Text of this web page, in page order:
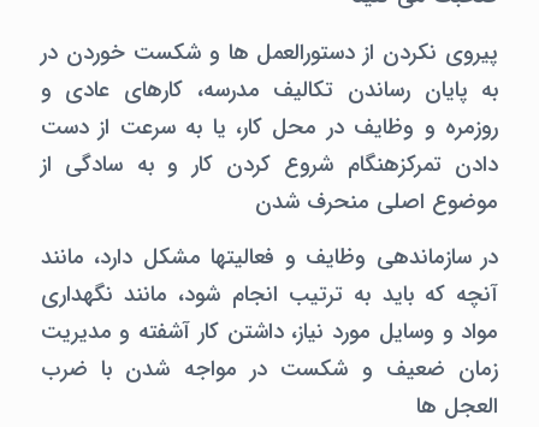
پیروی نکردن از دستورالعمل ها و شکست خوردن در
به پایان رساندن تکالیف مدرسه، کارهای عادی و
روزمره و وظایف در محل کار، یا به سرعت از دست
دادن تمرکزهنگام شروع کردن کار و به سادگی از
موضوع اصلی منحرف شدن
در سازماندهی وظایف و فعالیتها مشکل دارد، مانند
آنچه که باید به ترتیب انجام شود، مانند نگهداری
مواد و وسایل مورد نیاز، داشتن کار آشفته و مدیریت
زمان ضعیف و شکست در مواجه شدن با ضرب
العجل ها